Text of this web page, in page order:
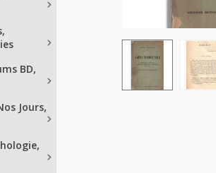
BD,
Jours,